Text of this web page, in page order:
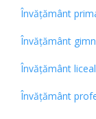
Învățământ
Învățământ
Învățământ liceal
Învățământ